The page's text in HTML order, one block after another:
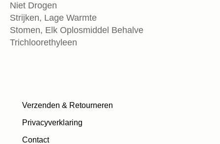
Niet Drogen
Strijken, Lage Warmte
Stomen, Elk Oplosmiddel Behalve
Trichloorethyleen
Verzenden & Retourneren
Privacyverklaring
Contact